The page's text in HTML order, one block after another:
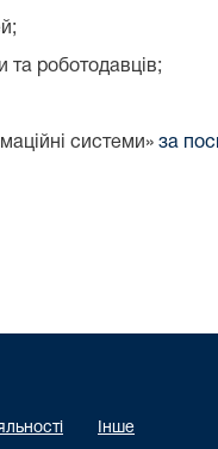
та роботодавців;
системи» за
Інше